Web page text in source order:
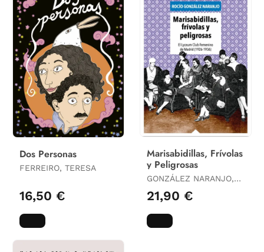
Dos Personas
FERREIRO, TERESA
16,50 €
Marisabidillas, Frívolas
y Peligrosas
GONZÁLEZ NARANJO,
ROCÍO
21,90 €